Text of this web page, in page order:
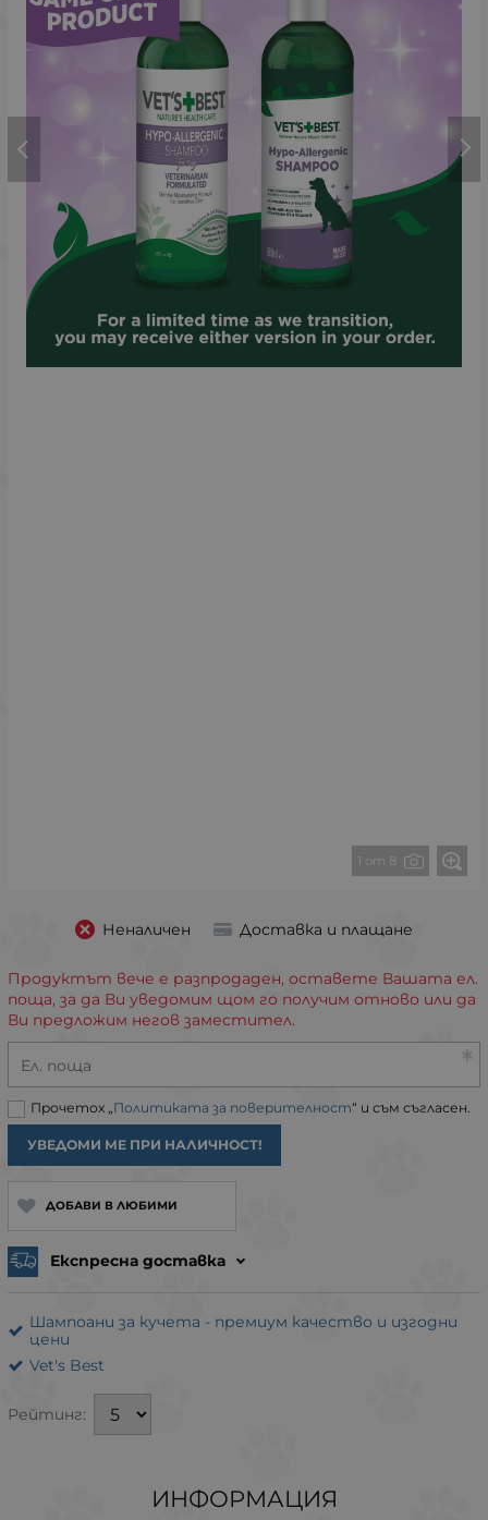
1 от 8
Неналичен Доставка и плащане
Продуктът вече е разпродаден, оставете Вашата ел.
поща, за да Ви уведомим щом го получим отново или да
Ви предложим негов заместител.
Ел. поща
Прочетох „Политиката за поверителност“ и съм съгласен.
УВЕДОМИ МЕ ПРИ НАЛИЧНОСТ!
ДОБАВИ В ЛЮБИМИ
Експресна доставка
Шампоани за кучета - премиум качество и изгодни
цени
Vet's Best
Рейтинг:
ИНФОРМАЦИЯ